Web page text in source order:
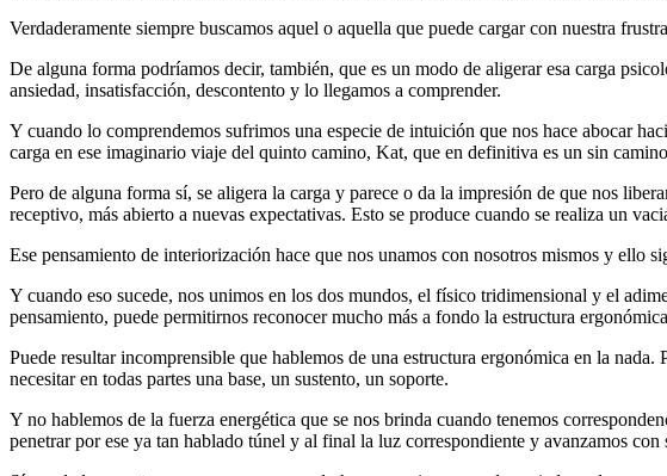
Verdaderamente siempre buscamos aquel o aquella que puede cargar con nuestra
De alguna forma podríamos decir, también, que es un modo de aligerar esa carga
ansiedad, insatisfacción, descontento y lo llegamos a comprender.
Y cuando lo comprendemos sufrimos una especie de intuición que nos hace abocar
carga en ese imaginario viaje del quinto camino, Kat, que en definitiva es un sin
Pero de alguna forma sí, se aligera la carga y parece o da la impresión de que nos
receptivo, más abierto a nuevas expectativas. Esto se produce cuando se realiza un
Ese pensamiento de interiorización hace que nos unamos con nosotros mismos y ello
Y cuando eso sucede, nos unimos en los dos mundos, el físico tridimensional y el
pensamiento, puede permitirnos reconocer mucho más a fondo la estructura
Puede resultar incomprensible que hablemos de una estructura ergonómica en la
necesitar en todas partes una base, un sustento, un soporte.
Y no hablemos de la fuerza energética que se nos brinda cuando tenemos
penetrar por ese ya tan hablado túnel y al final la luz correspondiente y avanzamos